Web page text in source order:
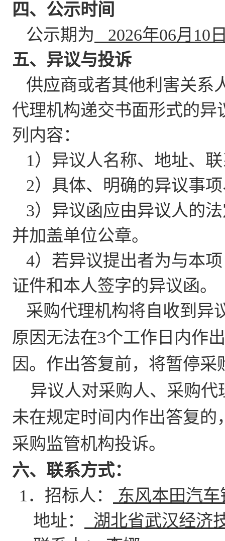
四、公示时间
公示期为
2026年06月10
五、异议与投诉
供应商或者其他利害关系
代理机构递交书面形式的
列内容：
1）异议人名称、地址、
2）具体、明确的异议事
3）异议函应由异议人的
并加盖单位公章。
4）若异议提出者为与本
证件和本人签字的异议函。
采购代理机构将自收到异
原因无法在3个工作日内作
因。作出答复前，将暂停采
异议人对采购人、采购
未在规定时间内作出答复的
采购监管机构投诉。
六、联系方式：
1．招标人：
东风本田汽
地址：
湖北省武汉经济